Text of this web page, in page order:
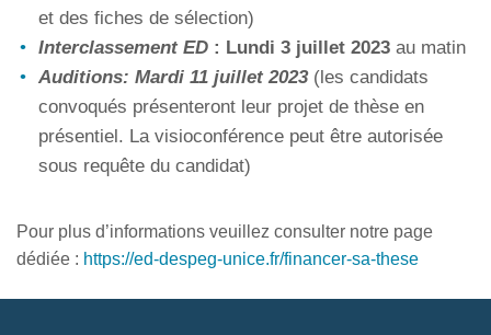
et des fiches de sélection)
Interclassement ED : Lundi 3 juillet 2023 au matin
Auditions: Mardi 11 juillet 2023(les candidats
convoqués présenteront leur projet de thèse en
présentiel. La visioconférence peut être autorisée
sous requête du candidat)
Pour plus d’informations veuillez consulter notre page
dédiée : https://ed-despeg-unice.fr/financer-sa-these